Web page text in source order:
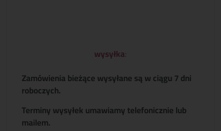
wysyłka:
Zamówienia bieżące wysyłane są w ciągu 7 dni
roboczych.
Terminy wysyłek umawiamy telefonicznie lub
mailem.